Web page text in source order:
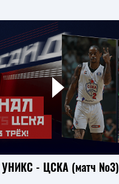
УНИКС - ЦСКА (матч №3)